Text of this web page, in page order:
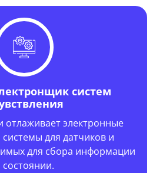
1973 г.
систем
отлаживает электронные
для датчиков и
для сбора информации
состоянии.